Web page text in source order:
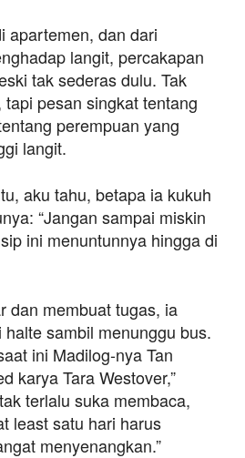
apartemen, dan dari
langit, percakapan
tak sederas dulu. Tak
pesan singkat tentang
perempuan yang
langit.
aku tahu, betapa ia kukuh
“Jangan sampai miskin
ini menuntunnya hingga di
dan membuat tugas, ia
sambil menunggu bus.
ini Madilog-nya Tan
karya Tara Westover,”
terlalu suka membaca,
least satu hari harus
menyenangkan.”